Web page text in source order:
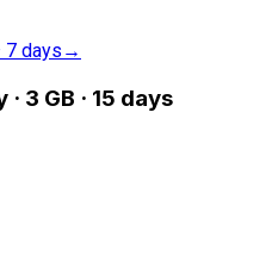
7 days →
3 GB · 15 days